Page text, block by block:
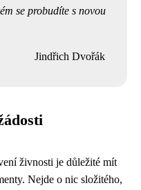
se probudíte s novou
Jindřich Dvořák
živnosti je důležité mít
Nejde o nic složitého,